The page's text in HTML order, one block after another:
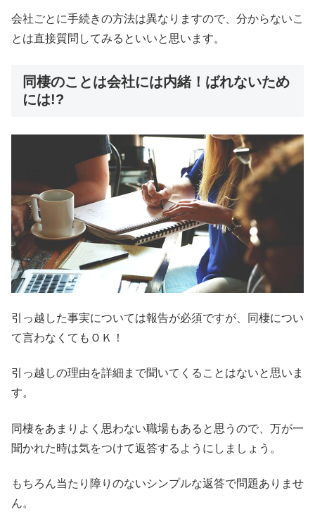
会社ごとに手続きの方法は異なりますので、分からないこ
とは直接質問してみるといいと思います。
同棲のことは会社には内緒！ばれないため
には!?
引っ越した事実については報告が必須ですが、同棲につい
て言わなくてもＯＫ！
引っ越しの理由を詳細まで聞いてくることはないと思いま
す。
同棲をあまりよく思わない職場もあると思うので、万が一
聞かれた時は気をつけて返答するようにしましょう。
もちろん当たり障りのないシンプルな返答で問題ありませ
ん。